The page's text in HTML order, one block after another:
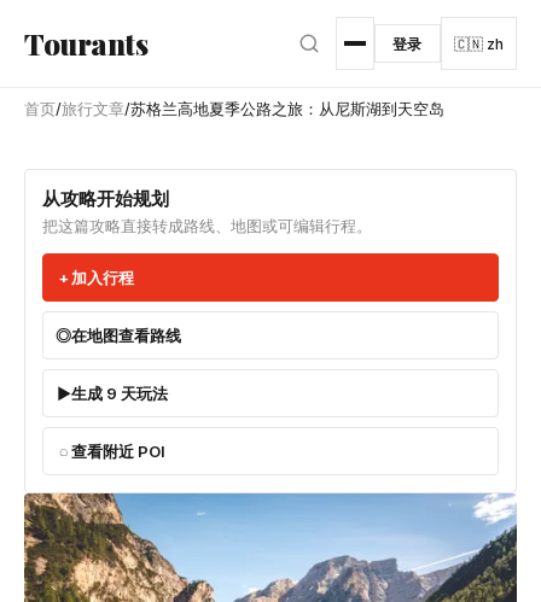
Tourants 登录 🇨🇳 zh
首页/旅行文章/苏格兰高地夏季公路之旅：从尼斯湖到天空岛
从攻略开始规划
把这篇攻略直接转成路线、地图或可编辑行程。
加入行程
在地图查看路线
生成 9 天玩法
查看附近 POI